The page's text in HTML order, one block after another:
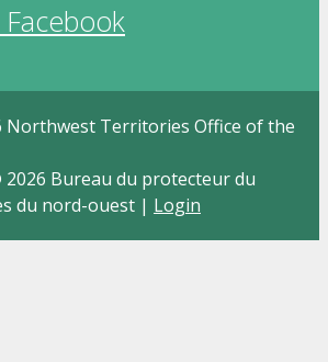
Northwest Territories Office of the
Bureau du protecteur du
du nord-ouest | Login